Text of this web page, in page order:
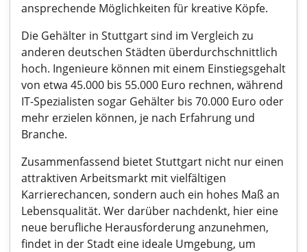
ansprechende Möglichkeiten für kreative Köpfe.
Die Gehälter in Stuttgart sind im Vergleich zu
anderen deutschen Städten überdurchschnittlich
hoch. Ingenieure können mit einem Einstiegsgehalt
von etwa 45.000 bis 55.000 Euro rechnen, während
IT-Spezialisten sogar Gehälter bis 70.000 Euro oder
mehr erzielen können, je nach Erfahrung und
Branche.
Zusammenfassend bietet Stuttgart nicht nur einen
attraktiven Arbeitsmarkt mit vielfältigen
Karrierechancen, sondern auch ein hohes Maß an
Lebensqualität. Wer darüber nachdenkt, hier eine
neue berufliche Herausforderung anzunehmen,
findet in der Stadt eine ideale Umgebung, um